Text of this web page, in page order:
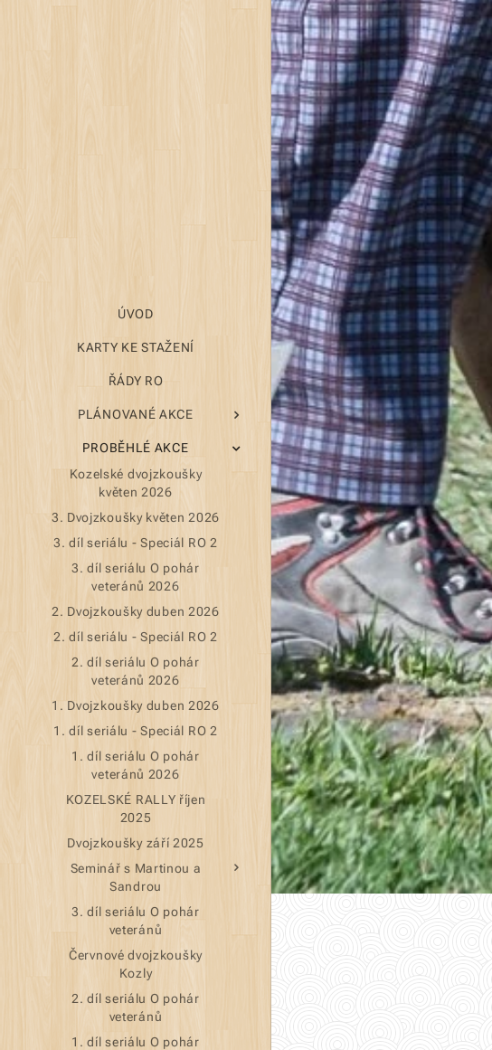
ÚVOD
KARTY KE STAŽENÍ
ŘÁDY RO
PLÁNOVANÉ AKCE
PROBĚHLÉ AKCE
Kozelské dvojzkoušky
květen 2026
3. Dvojzkoušky květen 2026
3. díl seriálu - Speciál RO 2
3. díl seriálu O pohár
veteránů 2026
2. Dvojzkoušky duben 2026
2. díl seriálu - Speciál RO 2
2. díl seriálu O pohár
veteránů 2026
1. Dvojzkoušky duben 2026
1. díl seriálu - Speciál RO 2
1. díl seriálu O pohár
veteránů 2026
KOZELSKÉ RALLY říjen
2025
Dvojzkoušky září 2025
Seminář s Martinou a
Sandrou
3. díl seriálu O pohár
veteránů
Červnové dvojzkoušky
Kozly
2. díl seriálu O pohár
veteránů
1. díl seriálu O pohár